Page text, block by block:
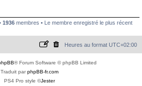
1936 membres • Le membre enregistré le plus récent
Heures au format UTC+02:00
® Forum Software © phpBB Limited
Traduit parphpBB-fr.com
PS4 Pro style ©Jester